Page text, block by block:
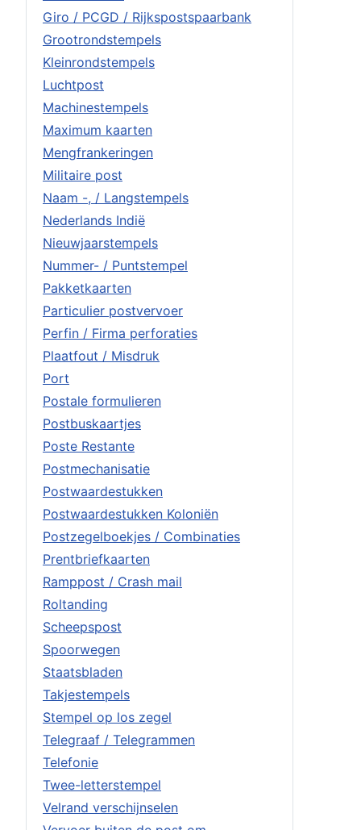
Giro / PCGD / Rijkspostspaarbank
Grootrondstempels
Kleinrondstempels
Luchtpost
Machinestempels
Maximum kaarten
Mengfrankeringen
Militaire post
Naam -, / Langstempels
Nederlands Indië
Nieuwjaarstempels
Nummer- / Puntstempel
Pakketkaarten
Particulier postvervoer
Perfin / Firma perforaties
Plaatfout / Misdruk
Port
Postale formulieren
Postbuskaartjes
Poste Restante
Postmechanisatie
Postwaardestukken
Postwaardestukken Koloniën
Postzegelboekjes / Combinaties
Prentbriefkaarten
Ramppost / Crash mail
Roltanding
Scheepspost
Spoorwegen
Staatsbladen
Takjestempels
Stempel op los zegel
Telegraaf / Telegrammen
Telefonie
Twee-letterstempel
Velrand verschijnselen